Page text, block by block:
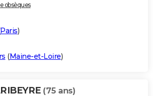
obsèques
Paris)
(Maine-et-Loire)
(75 ans)